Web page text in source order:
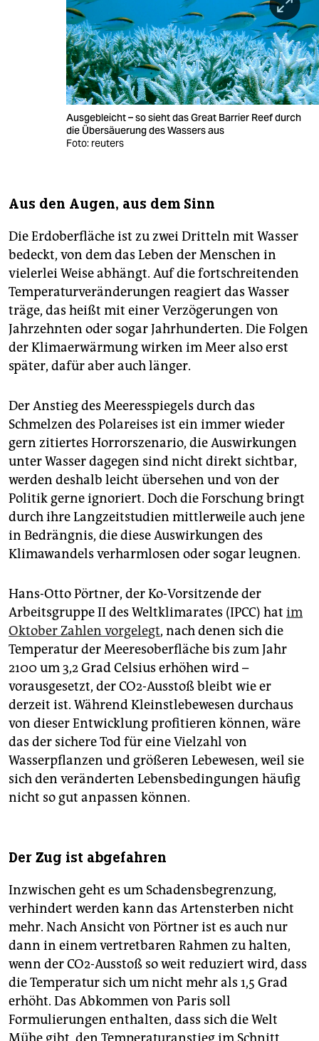
Ausgebleicht – so sieht das Great Barrier Reef durch
die Übersäuerung des Wassers aus
Foto: reuters
Aus den Augen, aus dem Sinn
Die Erdoberfläche ist zu zwei Dritteln mit Wasser
bedeckt, von dem das Leben der Menschen in
vielerlei Weise abhängt. Auf die fortschreitenden
Temperaturveränderungen reagiert das Wasser
träge, das heißt mit einer Verzögerungen von
Jahrzehnten oder sogar Jahrhunderten. Die Folgen
der Klimaerwärmung wirken im Meer also erst
später, dafür aber auch länger.
Der Anstieg des Meeresspiegels durch das
Schmelzen des Polareises ist ein immer wieder
gern zitiertes Horrorszenario, die Auswirkungen
unter Wasser dagegen sind nicht direkt sichtbar,
werden deshalb leicht übersehen und von der
Politik gerne ignoriert. Doch die Forschung bringt
durch ihre Langzeitstudien mittlerweile auch jene
in Bedrängnis, die diese Auswirkungen des
Klimawandels verharmlosen oder sogar leugnen.
Hans-Otto Pörtner, der Ko-Vorsitzende der
Arbeitsgruppe II des Weltklimarates (IPCC) hat im
Oktober Zahlen vorgelegt, nach denen sich die
Temperatur der Meeresoberfläche bis zum Jahr
2100 um 3,2 Grad Celsius erhöhen wird –
vorausgesetzt, der CO2-Ausstoß bleibt wie er
derzeit ist. Während Kleinstlebewesen durchaus
von dieser Entwicklung profitieren können, wäre
das der sichere Tod für eine Vielzahl von
Wasserpflanzen und größeren Lebewesen, weil sie
sich den veränderten Lebensbedingungen häufig
nicht so gut anpassen können.
Der Zug ist abgefahren
Inzwischen geht es um Schadensbegrenzung,
verhindert werden kann das Artensterben nicht
mehr. Nach Ansicht von Pörtner ist es auch nur
dann in einem vertretbaren Rahmen zu halten,
wenn der CO2-Ausstoß so weit reduziert wird, dass
die Temperatur sich um nicht mehr als 1,5 Grad
erhöht. Das Abkommen von Paris soll
Formulierungen enthalten, dass sich die Welt